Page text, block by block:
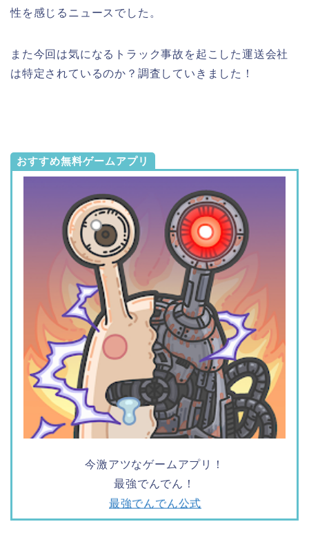
性を感じるニュースでした。
また今回は気になるトラック事故を起こした運送会社
は特定されているのか？調査していきました！
おすすめ無料ゲームアプリ
今激アツなゲームアプリ！
最強でんでん！
最強でんでん公式